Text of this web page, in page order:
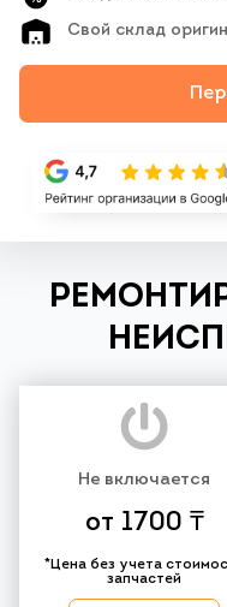
Свой склад
Не включается
от 1700 ₸
*Цена без учета
запчастей